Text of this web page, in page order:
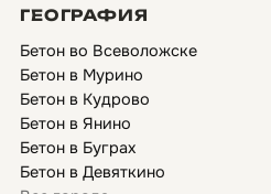
ГЕОГРАФИЯ
Бетон во Всеволожске
Бетон в Мурино
Бетон в Кудрово
Бетон в Янино
Бетон в Буграх
Бетон в Девяткино